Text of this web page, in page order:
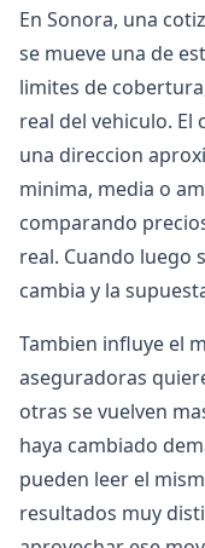
En Sonora, una
se mueve una de
limites de
real del vehiculo.
una direccion
minima, media o
comparando
real. Cuando luego
cambia y la
Tambien influye el
aseguradoras
otras se vuelven
haya cambiado
pueden leer el
resultados muy